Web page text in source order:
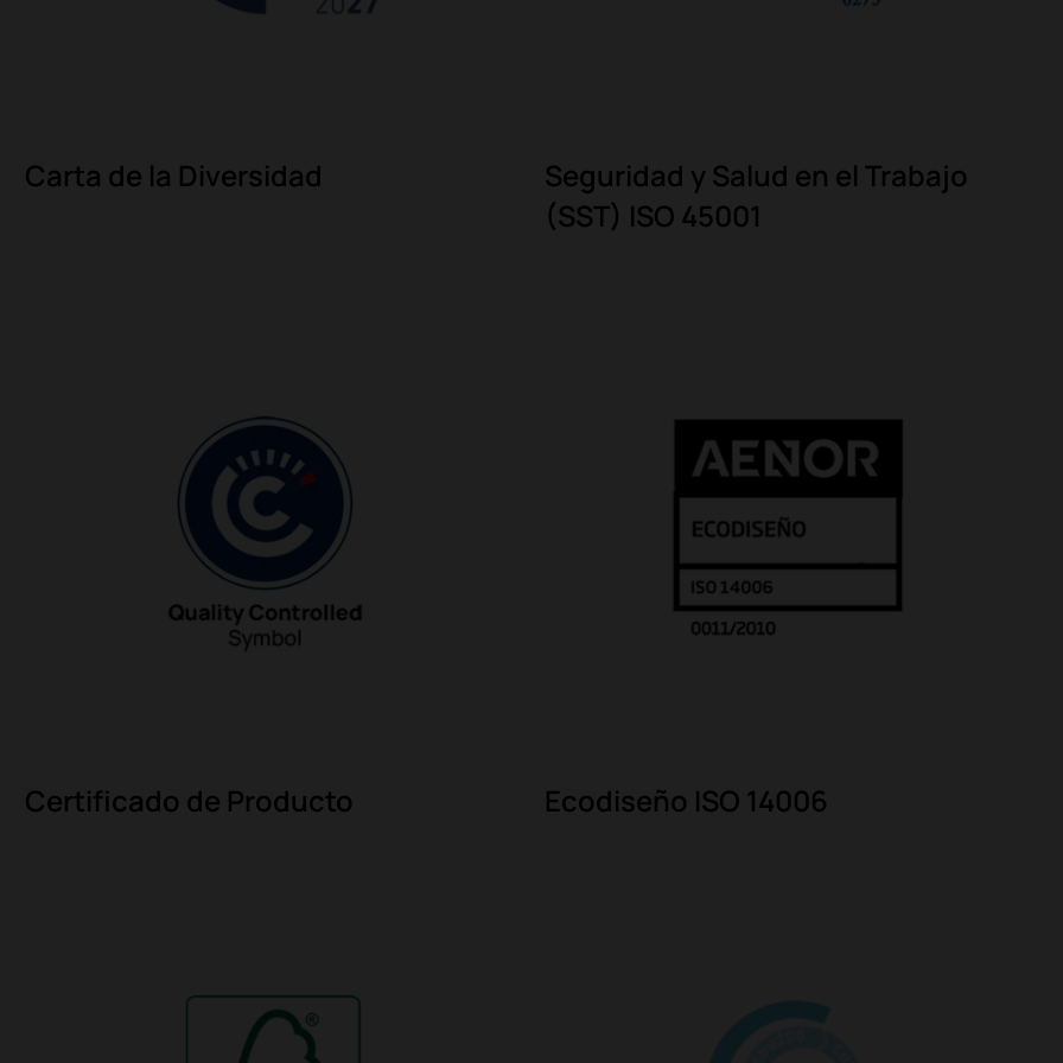
Carta de la Diversidad
Seguridad y Salud en el Trabajo
(SST) ISO 45001
Certificado de Producto Ecodiseño ISO 14006